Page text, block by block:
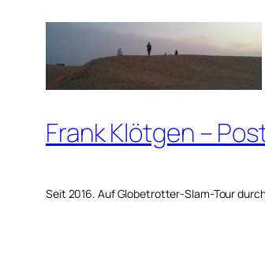
springen
Frank Klötgen –
Seit 2016. Auf Globetrotter-Slam-Tour